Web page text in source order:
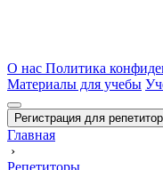
О нас Политика
Материалы для учебы
Регистрация для
Главная
›
Репетиторы